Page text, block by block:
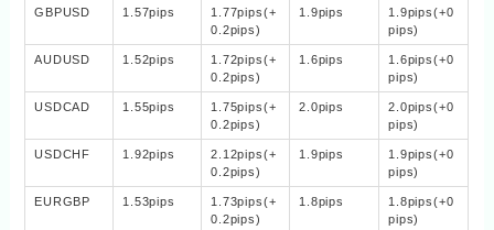
GBPUSD 1.57pips
1.77pips(+
0.2pips)
1.9pips
1.9pips(+0
pips)
AUDUSD 1.52pips
1.72pips(+
0.2pips)
1.6pips
1.6pips(+0
pips)
USDCAD 1.55pips
1.75pips(+
0.2pips)
2.0pips
2.0pips(+0
pips)
USDCHF 1.92pips
2.12pips(+
0.2pips)
1.9pips
1.9pips(+0
pips)
EURGBP 1.53pips
1.73pips(+
0.2pips)
1.8pips
1.8pips(+0
pips)